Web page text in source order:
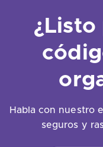
¿Listo
Habla con nuestro
seguros y